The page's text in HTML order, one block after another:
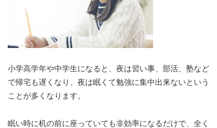
小学高学年や中学生になると、夜は習い事、部活、塾など
で帰宅も遅くなり、夜は眠くて勉強に集中出来ないという
ことが多くなります。
眠い時に机の前に座っていても非効率になるだけで、全く